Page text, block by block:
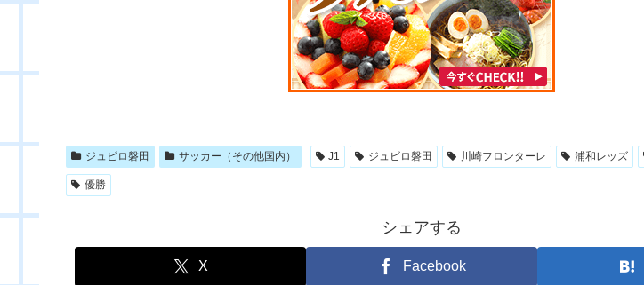
ジュビロ磐田 サッカー（その他国内） J1 ジュビロ磐田 川崎フロンターレ 浦和レッズ
優勝
シェアする
X Facebook